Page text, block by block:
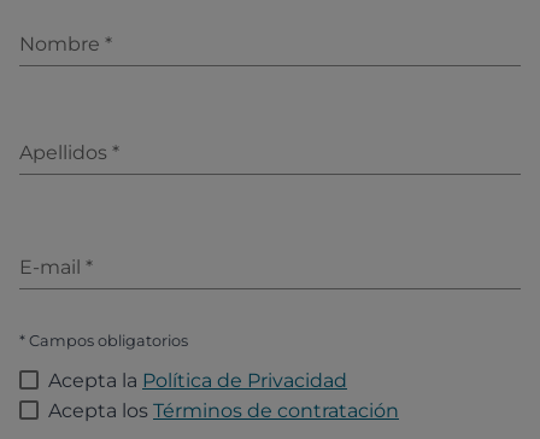
Nombre *
Apellidos *
E-mail *
* Campos obligatorios
Acepta la Política de Privacidad
Acepta los Términos de contratación